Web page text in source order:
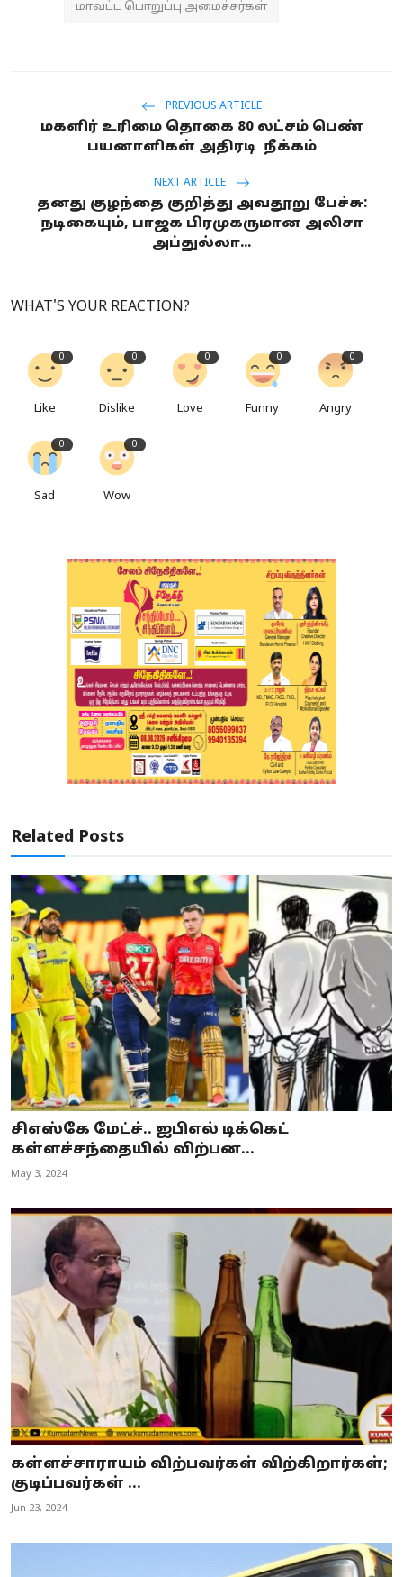
மாவட்ட பொறுப்பு அமைச்சர்கள்
PREVIOUS ARTICLE
மகளிர் உரிமை தொகை 80 லட்சம் பெண்
பயனாளிகள் அதிரடி நீக்கம்
NEXT ARTICLE
தனது குழந்தை குறித்து அவதூறு பேச்சு:
நடிகையும், பாஜக பிரமுகருமான அலிசா
அப்துல்லா...
WHAT'S YOUR REACTION?
0
Like
0
Dislike
0
Love
0
Funny
0
Angry
0
Sad
0
Wow
Related Posts
சிஎஸ்கே மேட்ச்.. ஐபிஎல் டிக்கெட்
கள்ளச்சந்தையில் விற்பன...
May 3, 2024
கள்ளச்சாராயம் விற்பவர்கள் விற்கிறார்கள்;
குடிப்பவர்கள் ...
Jun 23, 2024